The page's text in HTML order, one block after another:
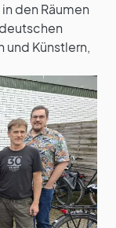
den Räumen
und Künstlern,